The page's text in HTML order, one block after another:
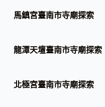
馬鎮宮臺南市寺廟探索
龍潭天壇臺南市寺廟探索
北極宮臺南市寺廟探索